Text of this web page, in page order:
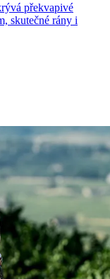
překvapivé
skutečné rány i